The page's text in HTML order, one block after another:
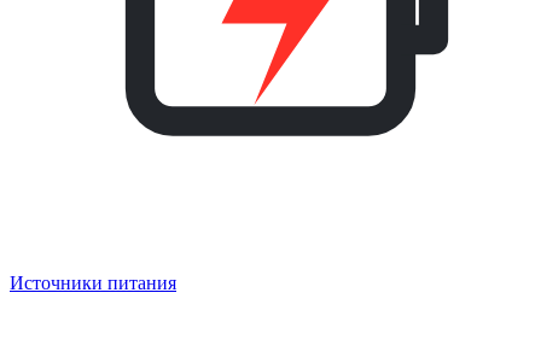
Источники питания